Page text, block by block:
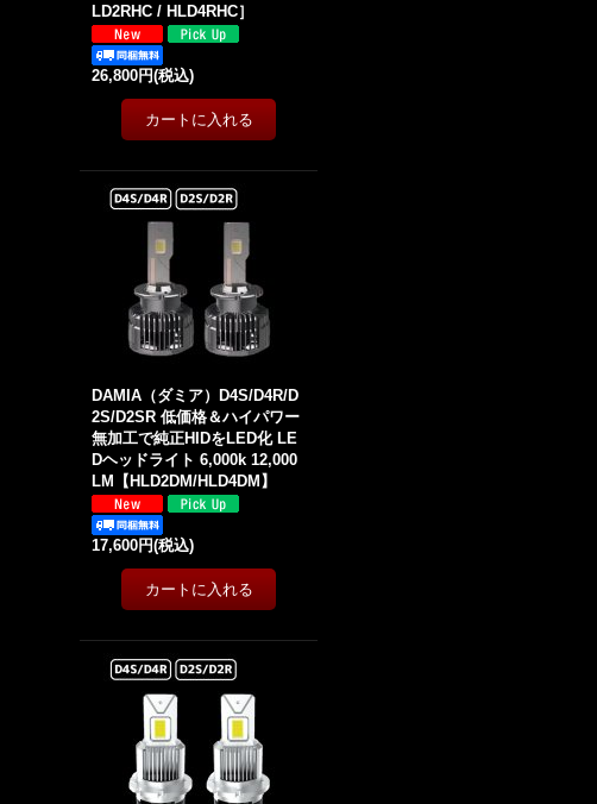
LD2RHC / HLD4RHC］
26,800円(税込)
DAMIA（ダミア）D4S/D4R/D
2S/D2SR 低価格＆ハイパワー
無加工で純正HIDをLED化 LE
Dヘッドライト 6,000k 12,000
LM【HLD2DM/HLD4DM】
17,600円(税込)